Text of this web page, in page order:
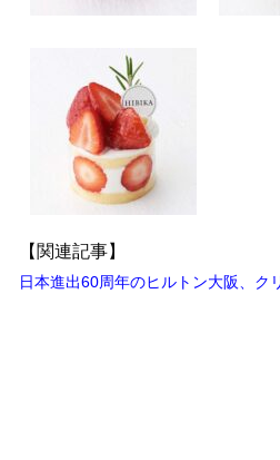
【関連記事】
日本進出60周年のヒルトン大阪、ク